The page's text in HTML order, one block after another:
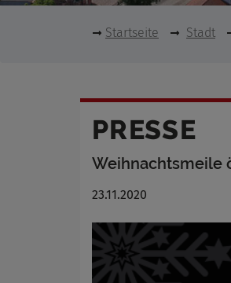
Startseite Stadt
PRESSE
Weihnachtsmeile
23.11.2020